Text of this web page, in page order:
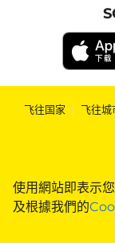
使用網站即表示
及根據我們的
飞往国家 | 飞往城